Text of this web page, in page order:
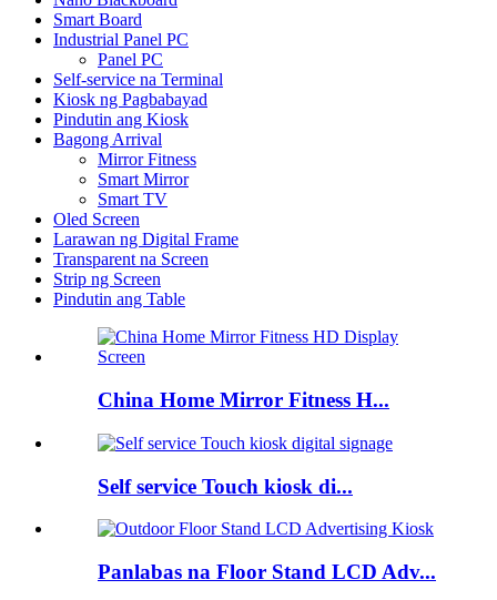
Smart Board
Industrial Panel PC
Panel PC
Self-service na Terminal
Kiosk ng Pagbabayad
Pindutin ang Kiosk
Bagong Arrival
Mirror Fitness
Smart Mirror
Smart TV
Oled Screen
Larawan ng Digital Frame
Transparent na Screen
Strip ng Screen
Pindutin ang Table
China Home Mirror Fitness H...
Self service Touch kiosk di...
Panlabas na Floor Stand LCD Adv...